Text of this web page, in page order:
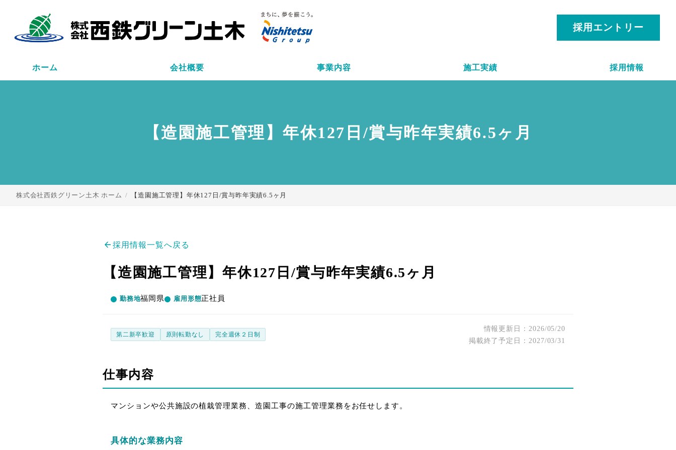
採用エントリー
ホーム 会社概要 事業内容 施工実績 採用情報
【造園施工管理】年休127日/賞与昨年実績6.5ヶ月
株式会社西鉄グリーン土木 ホーム 【造園施工管理】年休127日/賞与昨年実績6.5ヶ月
arrow_back 採用情報一覧へ戻る
【造園施工管理】年休127日/賞与昨年実績6.5ヶ月
勤務地福岡県 雇用形態正社員
第二新卒歓迎 原則転勤なし 完全週休２日制
情報更新日
2026/05/20
掲載終了予定日
2027/03/31
仕事内容
マンションや公共施設の植栽管理業務、造園工事の施工管理業務をお任せします。
具体的な業務内容
閉じる close